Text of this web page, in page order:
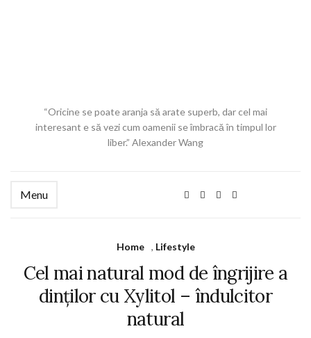
“Oricine se poate aranja să arate superb, dar cel mai
interesant e să vezi cum oamenii se îmbracă în timpul lor
liber.” Alexander Wang
Menu
Home , Lifestyle
Cel mai natural mod de îngrijire a
dinților cu Xylitol – îndulcitor
natural